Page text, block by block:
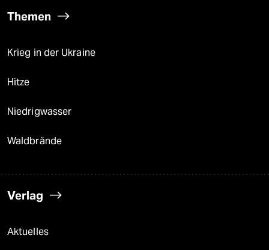
Themen
Krieg in der Ukraine
Hitze
Niedrigwasser
Waldbrände
Verlag
Aktuelles